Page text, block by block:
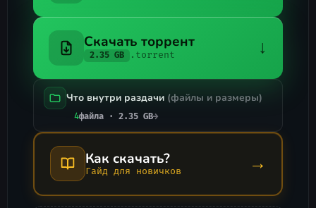
Скачать торрент
2.35 GB .torrent ↓
Что внутри раздачи (файлы и размеры)
4файла · 2.35 GB→
Как скачать?
Гайд для новичков →